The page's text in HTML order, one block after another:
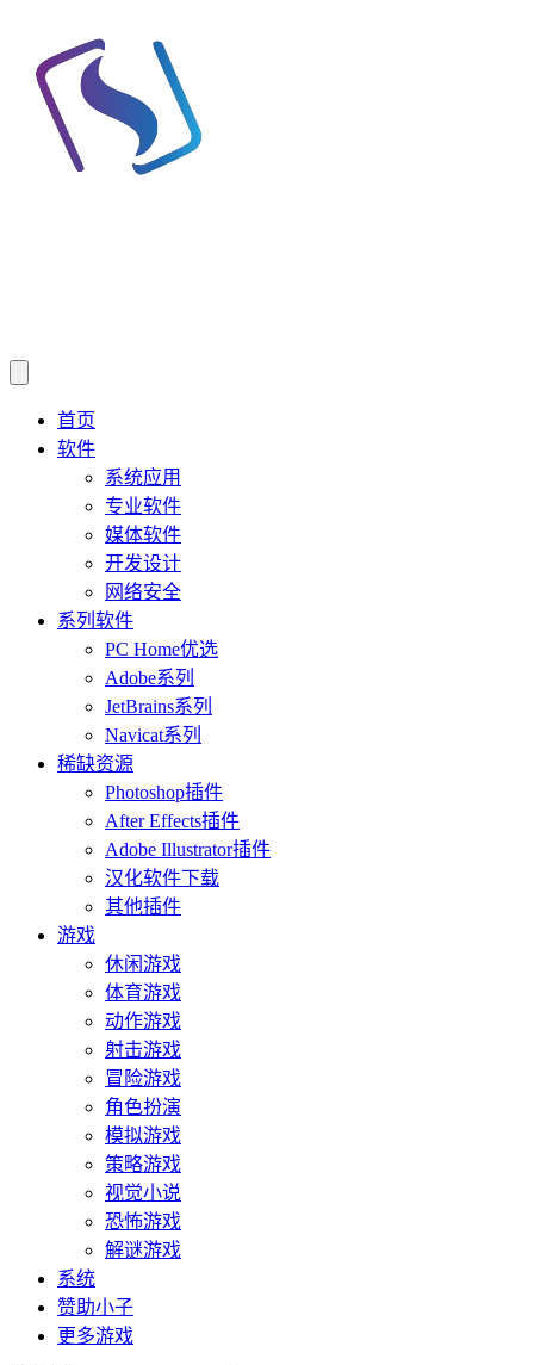
首页
软件
系统应用
专业软件
媒体软件
开发设计
网络安全
系列软件
PC Home优选
Adobe系列
JetBrains系列
Navicat系列
稀缺资源
Photoshop插件
After Effects插件
Adobe Illustrator插件
汉化软件下载
其他插件
游戏
休闲游戏
体育游戏
动作游戏
射击游戏
冒险游戏
角色扮演
模拟游戏
策略游戏
视觉小说
恐怖游戏
解谜游戏
系统
赞助小子
更多游戏